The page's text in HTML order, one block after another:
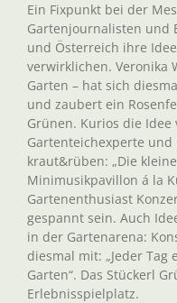
Ein Fixpunkt bei der
Gartenjournalisten und
und Österreich ihre
verwirklichen. Veronika
Garten – hat sich
und zaubert ein
Grünen. Kurios die Idee
Gartenteichexperte
kraut&rüben: „Die
Minimusikpavillon á la
Gartenenthusiast
gespannt sein. Auch
in der Gartenarena:
diesmal mit: „Jeder Tag
Garten“. Das Stückerl
Erlebnisspielplatz.